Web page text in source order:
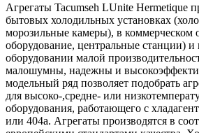
Агрегаты Tacumseh LUnite Hermetique
бытовых холодильных установках
морозильные камеры), в коммерческом
оборудование, центральные станции)
оборудовании малой
малошумны, надежны и
модельный ряд позволяет подобрать
для высоко-,средне- или
оборудования, работающего с
или 404a. Агрегаты производятся в